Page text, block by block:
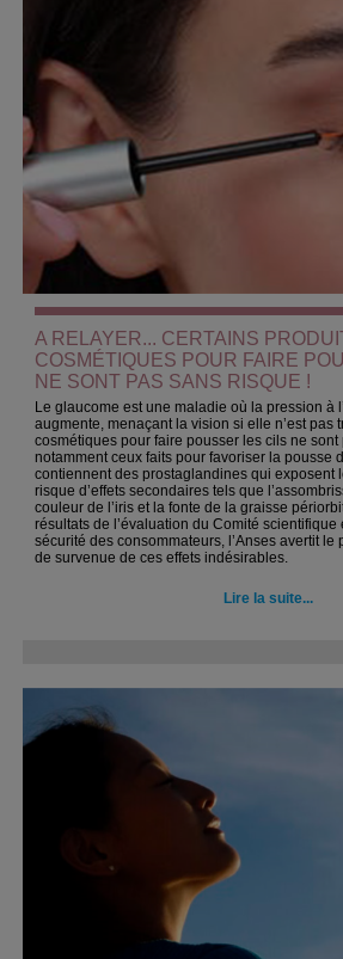
A RELAYER... CERTAINS
COSMÉTIQUES POUR FAIRE
NE SONT PAS SANS RISQUE !
Le glaucome est une maladie où la pression à
augmente, menaçant la vision si elle n’est pas
cosmétiques pour faire pousser les cils ne sont
notamment ceux faits pour favoriser la pousse
contiennent des prostaglandines qui exposent
risque d’effets secondaires tels que
couleur de l’iris et la fonte de la graisse
résultats de l’évaluation du Comité
sécurité des consommateurs, l’Anses avertit
de survenue de ces effets indésirables.
Lire la suite...